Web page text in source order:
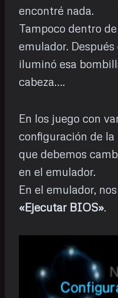
encontré nada.
Tampoco dentro
emulador.
iluminó esa
cabeza….
En los juego con
configuración de
que debemos
en el emulador.
En el emulador,
«Ejecutar BIOS».